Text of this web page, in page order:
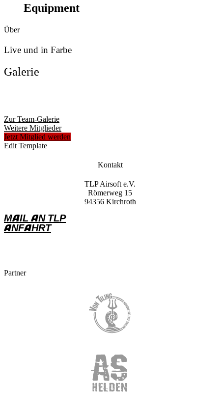
Equipment
Über
Live und in Farbe
Galerie
Zur Team-Galerie
Weitere Mitglieder
Jetzt Mitglied werden
Edit Template
Kontakt
TLP Airsoft e.V.
Römerweg 15
94356 Kirchroth
MAIL AN TLP
ANFAHRT
Partner